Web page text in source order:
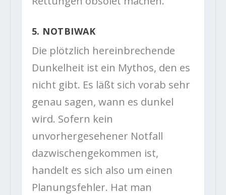
5. NOTBIWAK
Die plötzlich hereinbrechende
Dunkelheit ist ein Mythos, den es
nicht gibt. Es läßt sich vorab sehr
genau sagen, wann es dunkel
wird. Sofern kein
unvorhergesehener Notfall
dazwischengekommen ist,
handelt es sich also um einen
Planungsfehler. Hat man